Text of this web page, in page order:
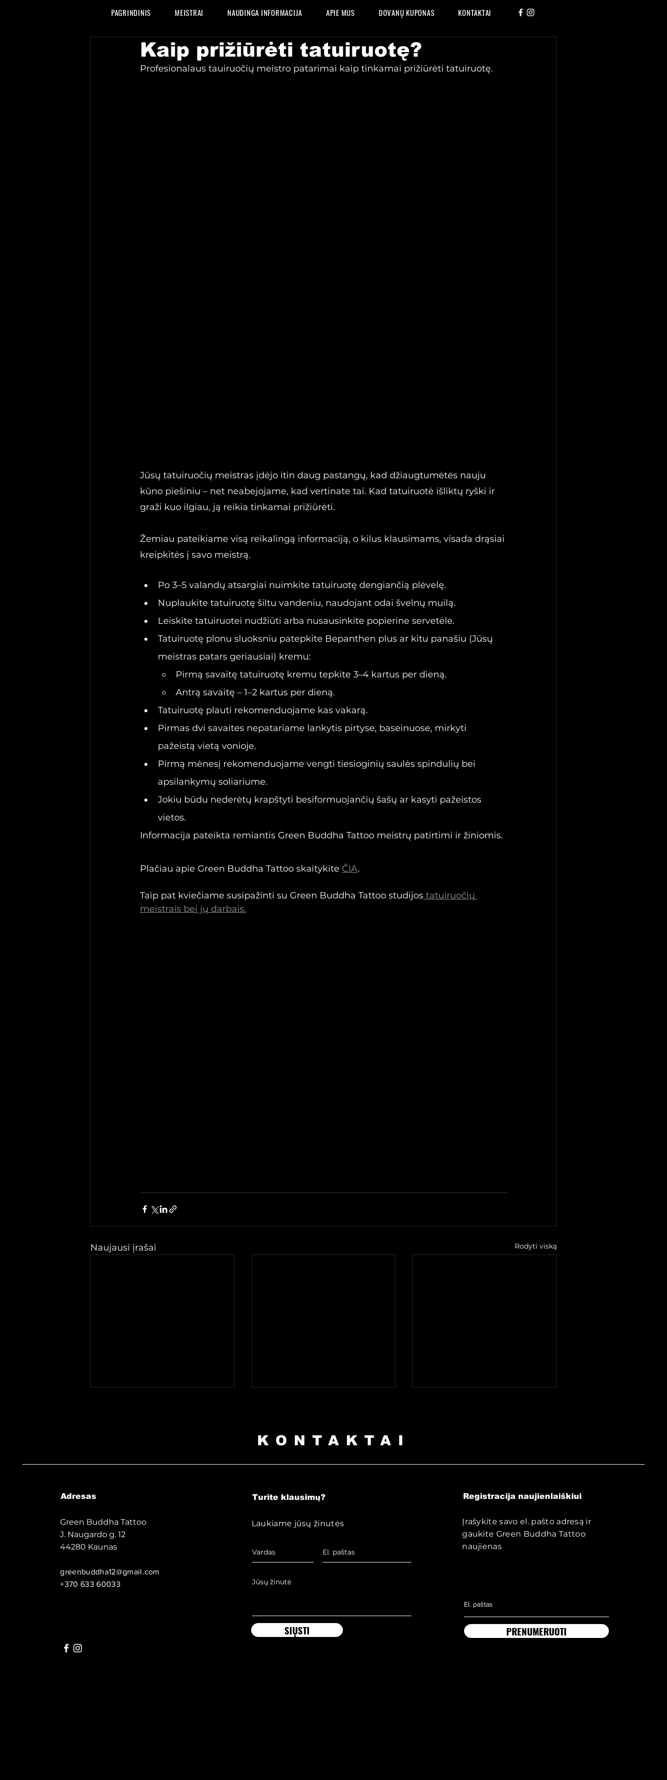
PAGRINDINIS MEISTRAI NAUDINGA INFORMACIJA APIE MUS DOVANŲ KUPONAS KONTAKTAI
Kaip prižiūrėti tatuiruotę?
Profesionalaus tauiruočių meistro patarimai kaip tinkamai prižiūrėti tatuiruotę.
Jūsų tatuiruočių meistras įdėjo itin daug pastangų, kad džiaugtumėtės nauju
kūno piešiniu – net neabejojame, kad vertinate tai. Kad tatuiruotė išliktų ryški ir
graži kuo ilgiau, ją reikia tinkamai prižiūrėti.
Žemiau pateikiame visą reikalingą informaciją, o kilus klausimams, visada drąsiai
kreipkitės į savo meistrą.
Po 3–5 valandų atsargiai nuimkite tatuiruotę dengiančią plėvelę.
Nuplaukite tatuiruotę šiltu vandeniu, naudojant odai švelnų muilą.
Leiskite tatuiruotei nudžiūti arba nusausinkite popierine servetėle.
Tatuiruotę plonu sluoksniu patepkite Bepanthen plus ar kitu panašiu (Jūsų
meistras patars geriausiai) kremu:
Pirmą savaitę tatuiruotę kremu tepkite 3–4 kartus per dieną.
Antrą savaitę – 1–2 kartus per dieną.
Tatuiruotę plauti rekomenduojame kas vakarą.
Pirmas dvi savaites nepatariame lankytis pirtyse, baseinuose, mirkyti
pažeistą vietą vonioje.
Pirmą mėnesį rekomenduojame vengti tiesioginių saulės spindulių bei
apsilankymų soliariume.
Jokiu būdu nederėtų krapštyti besiformuojančių šašų ar kasyti pažeistos
vietos.
Informacija pateikta remiantis Green Buddha Tattoo meistrų patirtimi ir žiniomis.
Plačiau apie Green Buddha Tattoo skaitykite ČIA.
Taip pat kviečiame susipažinti su Green Buddha Tattoo studijos tatuiruočių
meistrais bei jų darbais.
Naujausi įrašai Rodyti viską
būdas
tatuiruotė?
skauda?
KONTAKTAI
Adresas
Green Buddha Tattoo
J. Naugardo g. 12
44280 Kaunas
greenbuddha12@gmail.com
+370 633 60033
Turite klausimų?
Laukiame jūsų žinutės
SIŲSTI
Registracija naujienlaiškiui
Įrašykite savo el. pašto adresą ir
gaukite Green Buddha Tattoo
naujienas
PRENUMERUOTI